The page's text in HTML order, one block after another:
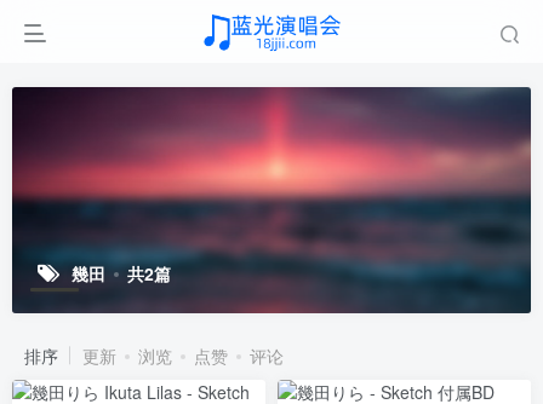
幾田 共2篇
排序 更新 浏览 点赞 评论